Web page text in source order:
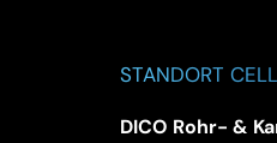
STANDORT
DICO Rohr- &